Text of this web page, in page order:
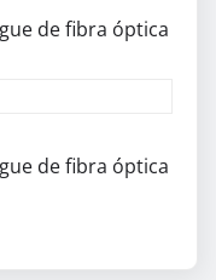
de fibra óptica
de fibra óptica